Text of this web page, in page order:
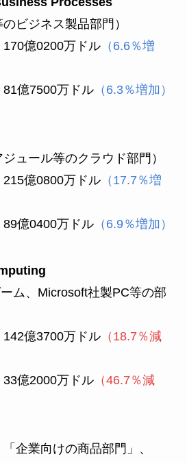
ビジネス製品部門）
170億0200万ドル（6.6％増
81億7500万ドル（6.3％増加）
ュール等のクラウド部門）
215億0800万ドル（17.7％増
89億0400万ドル（6.9％増加）
ム、Microsoft社製PC等の部
142億3700万ドル（18.7％減
33億2000万ドル（46.7％減
企業向けの商品部門」、